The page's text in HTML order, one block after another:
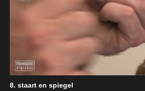
8. staart en spiegel